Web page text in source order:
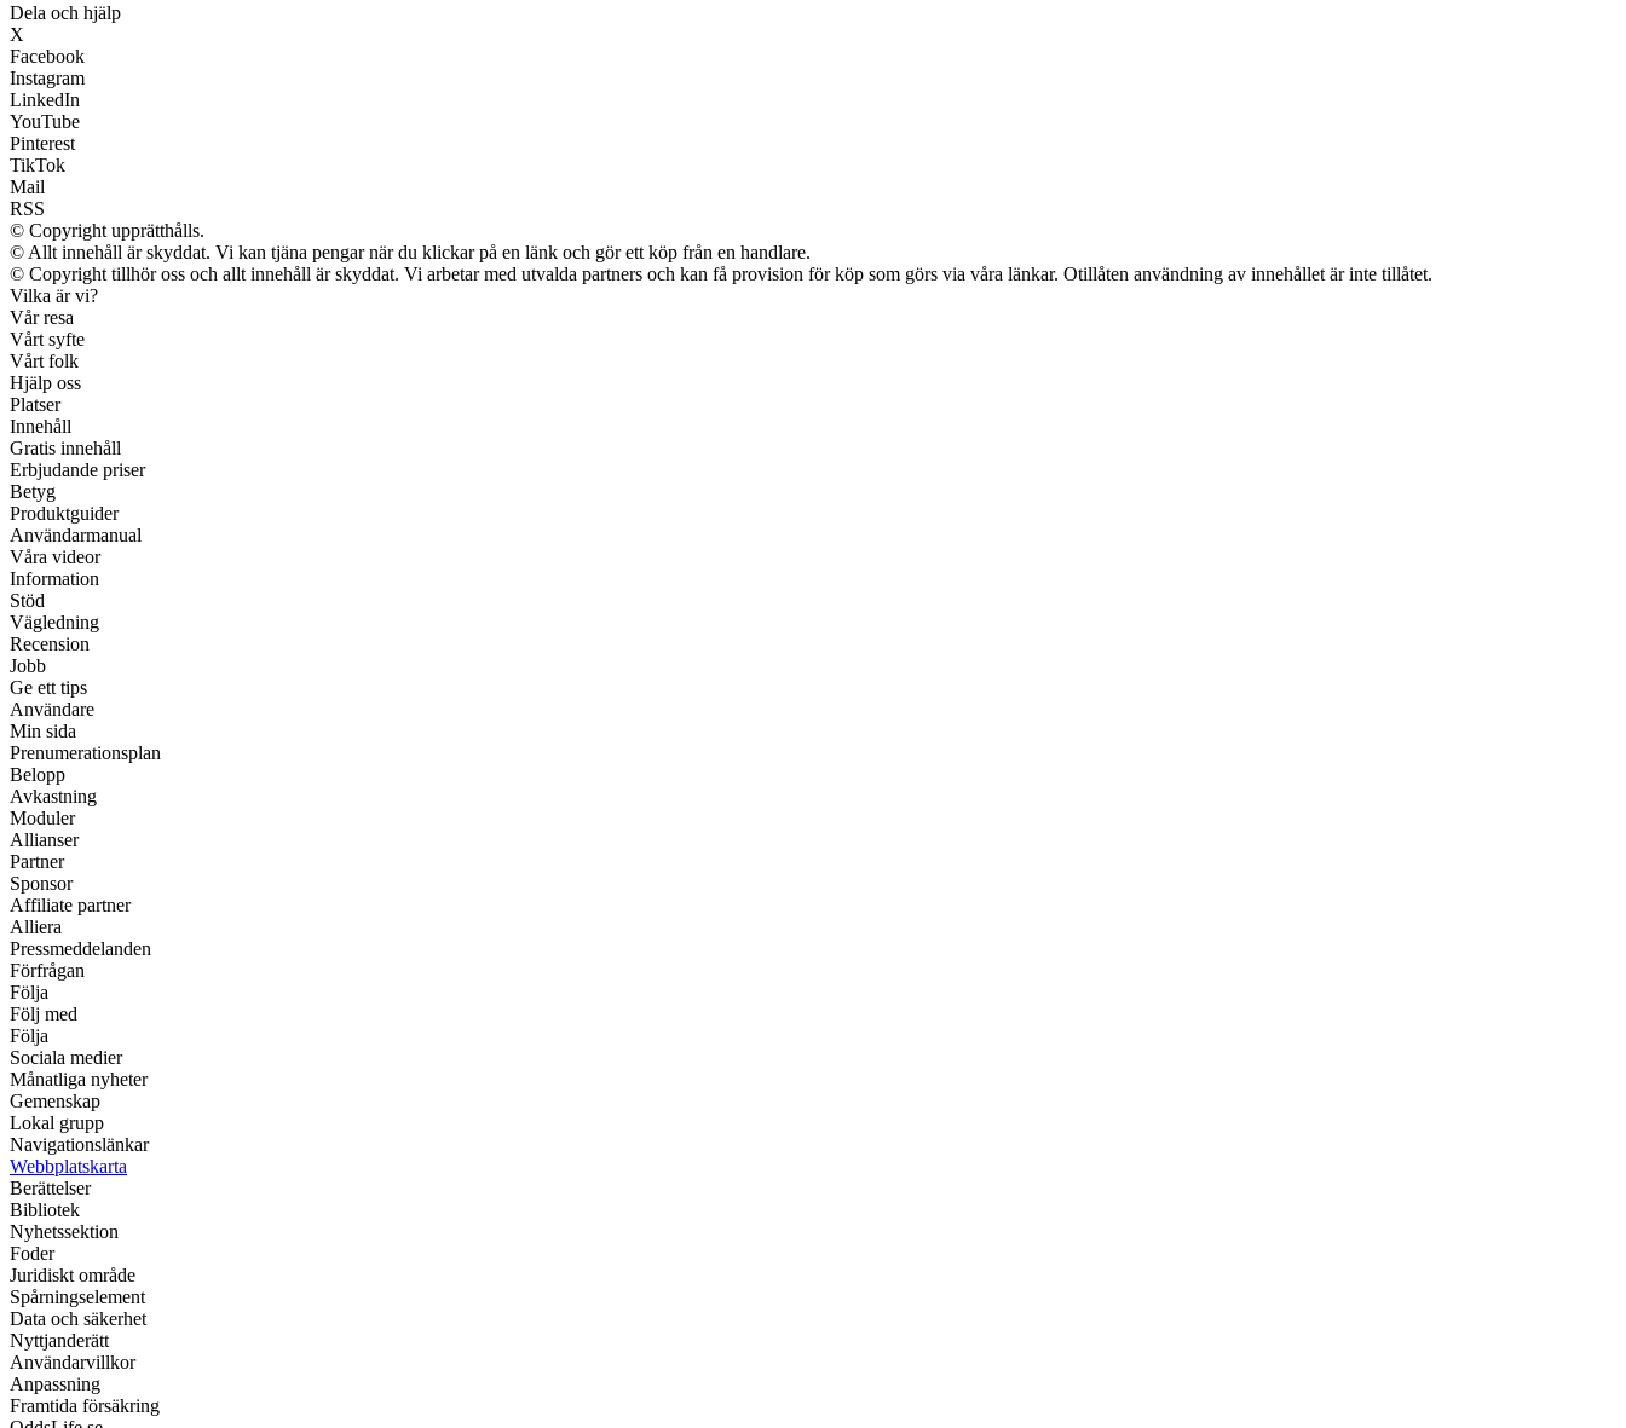
Dela och hjälp
X
Facebook
Instagram
LinkedIn
YouTube
Pinterest
TikTok
Mail
RSS
© Copyright upprätthålls.
© Allt innehåll är skyddat. Vi kan tjäna pengar när du klickar på en länk och gör ett köp från en handlare.
© Copyright tillhör oss och allt innehåll är skyddat. Vi arbetar med utvalda partners och kan få provision för köp som görs via våra länkar. Otillåten användning av innehållet är inte tillåtet.
Vilka är vi?
Vår resa
Vårt syfte
Vårt folk
Hjälp oss
Platser
Innehåll
Gratis innehåll
Erbjudande priser
Betyg
Produktguider
Användarmanual
Våra videor
Information
Stöd
Vägledning
Recension
Jobb
Ge ett tips
Användare
Min sida
Prenumerationsplan
Belopp
Avkastning
Moduler
Allianser
Partner
Sponsor
Affiliate partner
Alliera
Pressmeddelanden
Förfrågan
Följa
Följ med
Följa
Sociala medier
Månatliga nyheter
Gemenskap
Lokal grupp
Navigationslänkar
Webbplatskarta
Berättelser
Bibliotek
Nyhetssektion
Foder
Juridiskt område
Spårningselement
Data och säkerhet
Nyttjanderätt
Användarvillkor
Anpassning
Framtida försäkring